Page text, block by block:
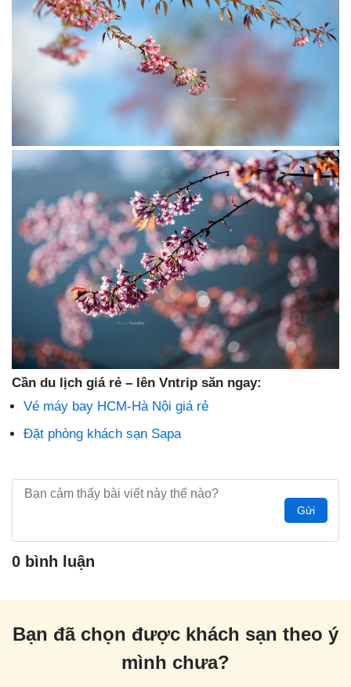
Cần du lịch giá rẻ – lên Vntrip săn ngay:
Vé máy bay HCM-Hà Nội giá rẻ
Đặt phòng khách sạn Sapa
Gửi
0 bình luận
Bạn đã chọn được khách sạn theo ý
mình chưa?